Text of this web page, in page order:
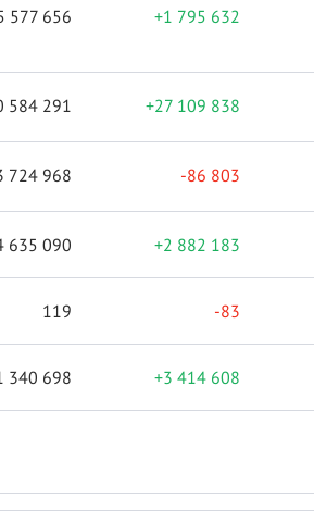
577 656 +1 795 632
584 291 +27 109 838
724 968 -86 803
635 090 +2 882 183
119 -83
340 698 +3 414 608